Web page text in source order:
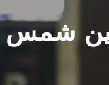
عين شمس